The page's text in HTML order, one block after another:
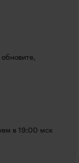
в 19:00 мск